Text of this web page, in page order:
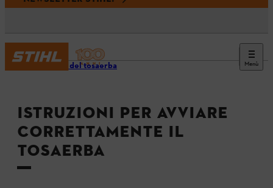
Menù
Utilizzo del tosaerba
ISTRUZIONI PER AVVIARE
CORRETTAMENTE IL
TOSAERBA